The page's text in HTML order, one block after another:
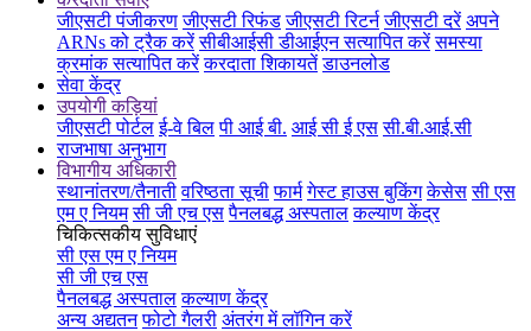
जीएसटी पंजीकरण जीएसटी रिफंड जीएसटी रिटर्न जीएसटी दरें अपने
ARNs को ट्रैक करें सीबीआईसी डीआईएन सत्यापित करें समस्या
क्रमांक सत्यापित करें करदाता शिकायतें डाउनलोड
सेवा केंद्र
उपयोगी कड़ियां
जीएसटी पोर्टल ई-वे बिल पी आई बी. आई सी ई एस सी.बी.आई.सी
राजभाषा अनुभाग
विभागीय अधिकारी
स्थानांतरण/तैनाती वरिष्ठता सूची फार्म गेस्ट हाउस बुकिंग केसेस सी एस
एम ए नियम सी जी एच एस पैनलबद्ध अस्पताल कल्याण केंद्र
चिकित्सकीय सुविधाएं
सी एस एम ए नियम
सी जी एच एस
पैनलबद्ध अस्पताल कल्याण केंद्र
अन्य अद्यतन फोटो गैलरी अंतरंग में लॉगिन करें